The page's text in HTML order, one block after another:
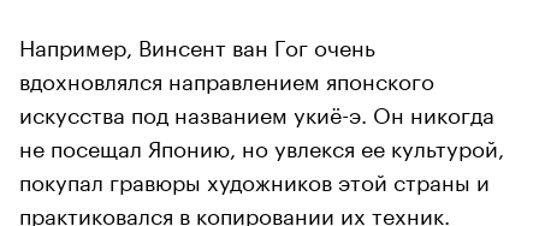
Например, Винсент ван Гог очень
вдохновлялся направлением японского
искусства под названием укиё-э. Он никогда
не посещал Японию, но увлекся ее культурой,
покупал гравюры художников этой страны и
практиковался в копировании их техник.